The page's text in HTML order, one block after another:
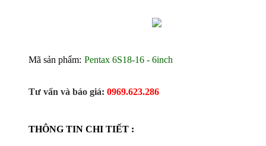
Mã sản phẩm: Pentax 6S18-16 - 6inch
Tư vấn và báo giá: 0969.623.286
THÔNG TIN CHI TIẾT :